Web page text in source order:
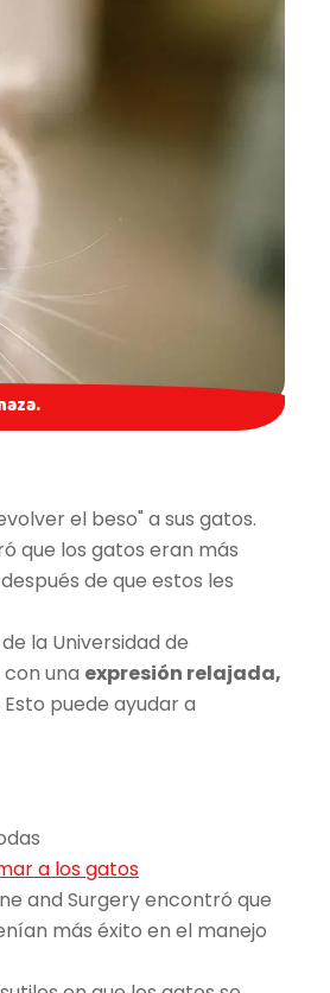
el beso" a sus gatos.
que los gatos eran más
de que estos les
la Universidad de
una expresión relajada,
puede ayudar a
a los gatos
and Surgery encontró que
más éxito en el manejo